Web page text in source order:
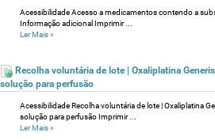
Acessibilidade Acesso a medicamentos contendo a
Informação adicional Imprimir ...
Ler Mais»
Recolha voluntária de lote | Oxaliplatina
solução para perfusão
Acessibilidade Recolha voluntária de lote | Oxaliplatina
solução para perfusão Imprimir ...
Ler Mais»